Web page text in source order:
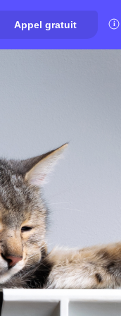
Appel gratuit